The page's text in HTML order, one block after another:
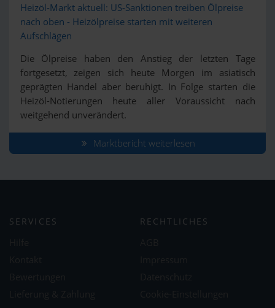
Heizöl-Markt aktuell: US-Sanktionen treiben Ölpreise
nach oben - Heizölpreise starten mit weiteren
Aufschlägen
Die Ölpreise haben den Anstieg der letzten Tage
fortgesetzt, zeigen sich heute Morgen im asiatisch
geprägten Handel aber beruhigt. In Folge starten die
Heizöl-Notierungen heute aller Voraussicht nach
weitgehend unverändert.
Marktbericht weiterlesen
SERVICES RECHTLICHES